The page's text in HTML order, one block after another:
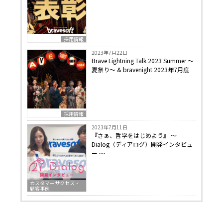
採用情報
採用情報
2023年7月22日
Brave Lightning Talk 2023 Summer 〜
夏祭り〜 & bravenight 2023年7月度
カスタマーサクセス・
顧客事例
2023年7月11日
『さぁ、哲学をはじめよう』 〜
Dialog（ディアログ）開発インタビュ
ー 〜